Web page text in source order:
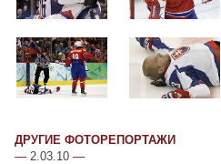
ДРУГИЕ ФОТОРЕПОРТАЖИ
— 2.03.10 —